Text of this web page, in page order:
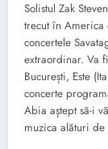
Solistul Zak
trecut în America
concertele
extraordinar. Va
București, Este
concerte
Abia aștept să-i
muzica alături de